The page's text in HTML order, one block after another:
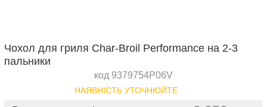
Чохол для гриля Char-Broil Performance на 2-3
пальники
код 9379754P06V
НАЯВНІСТЬ УТОЧНЮЙТЕ